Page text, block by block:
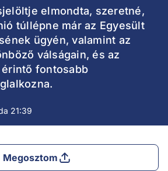
elmondta, szeretné,
túllépne már az Egyesült
ügyén, valamint az
válságain, és az
fontosabb
21:39
Megosztom